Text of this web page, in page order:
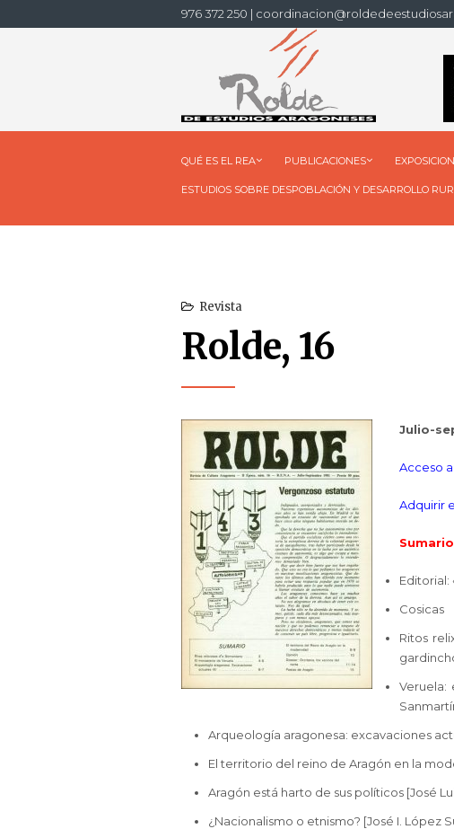
976 372 250 |
QUÉ ES EL REA PUBLICACIONES
ESTUDIOS SOBRE DESPOBLACIÓN Y DESARROLLO
Revista
Rolde, 16
Julio-
Acceso
Adquirir
Sumario
Editorial:
Cosicas
Ritos
Veruela:
Arqueología aragonesa: excavaciones
El territorio del reino de Aragón en la
Aragón está harto de sus políticos [José
¿Nacionalismo o etnismo? [José I. López